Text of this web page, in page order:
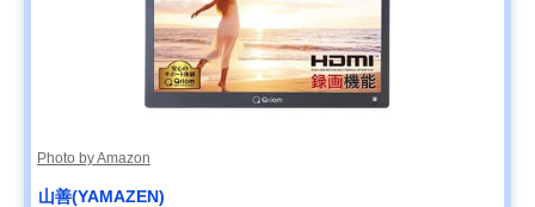
Photo by Amazon
山善(YAMAZEN)